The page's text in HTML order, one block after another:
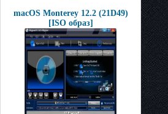
macOS Monterey 12.2 (21D49)
[ISO образ]